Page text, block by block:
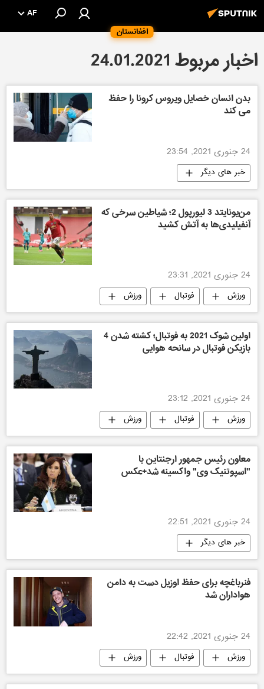
افغانستان
AF
اخبار مربوط 24.01.2021
بدن انسان خصایل ویروس کرونا را حفظ
می کند
24 جنوری 2021, 23:54
خبر های دیگر
من‌یونایتد 3 لیورپول 2؛ شیاطین سرخی که
آنفیلیدی‌ها به آتش کشید
24 جنوری 2021, 23:31
ورزش فوتبال ورزش
اولین شوک 2021 به فوتبال؛ کشته شدن 4
بازیکن فوتبال در سانحه هوایی
24 جنوری 2021, 23:12
ورزش فوتبال ورزش
معاون رئیس جمهور ارجنتاین با
"اسپوتنیک وی" واکسینه شد+عکس
24 جنوری 2021, 22:51
خبر های دیگر
فنرباغچه برای حفظ اوزیل دست به دامن
هواداران شد
24 جنوری 2021, 22:42
ورزش فوتبال ورزش